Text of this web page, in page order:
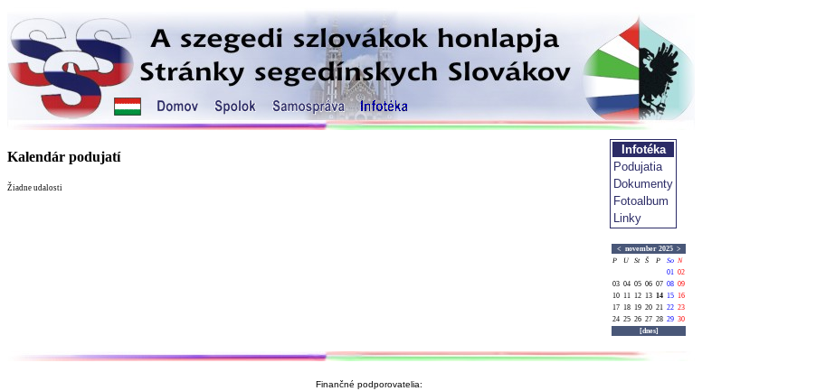
Kalendár podujatí
Žiadne udalosti
Infotéka
Podujatia
Dokumenty
Fotoalbum
Linky
< november 2025 >
P
U St Š P So N
01 02
03 04 05 06 07 08 09
10 11 12 13 14 15 16
17 18 19 20 21 22 23
24 25 26 27 28 29 30
[dnes]
Finančné podporovatelia: